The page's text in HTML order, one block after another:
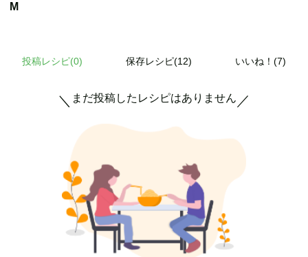
M
投稿レシピ(0) 保存レシピ(12) いいね！(7)
＼ まだ投稿したレシピはありません ／